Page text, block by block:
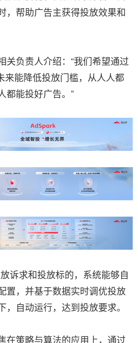
，帮助广告主获得投放效果和
关负责人介绍：“我们希望通过
来能降低投放门槛，从人人都
都能投好广告。”
诉求和投放标的，系统能够自
置，并基于数据实时调优投放
，自动运行，达到投放要求。
在策略与算法的应用上，通过